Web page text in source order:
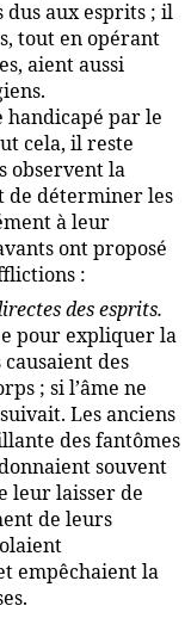
dus aux esprits ; il
tout en opérant
aient aussi
par le
cela, il reste
observent la
de déterminer les
à leur
ont proposé
:
des esprits.
pour expliquer la
des
; si l’âme ne
Les anciens
des fantômes
souvent
leur laisser de
de leurs
empêchaient la